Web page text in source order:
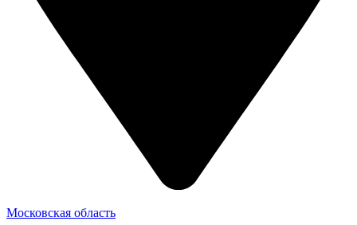
Московская область